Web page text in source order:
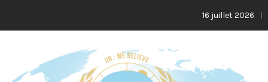
16 juillet 2026 La